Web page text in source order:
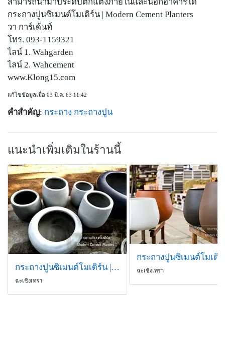
สามารถนำมาประดับตกแต่งภายในและนอกอาคารได้
กระถางปูนซิเมนต์โมเดิร์น | Modern Cement Planters
วา การ์เด้นท์
โทร. 093-1159321
ไลน์ 1. Wahgarden
ไลน์ 2. Wahcement
www.Klong15.com
แก้ไขข้อมูลเมื่อ 03 มี.ค. 63 11:42
คำสำคัญ: กระถาง กระถางปูน
แนะนำเพิ่มเติมในร้านนี้
กระถางปูนซิเมนต์โมเดิร์น | Modern Cement Planters
ฉะเชิงเทรา
ฉะเชิงเทรา